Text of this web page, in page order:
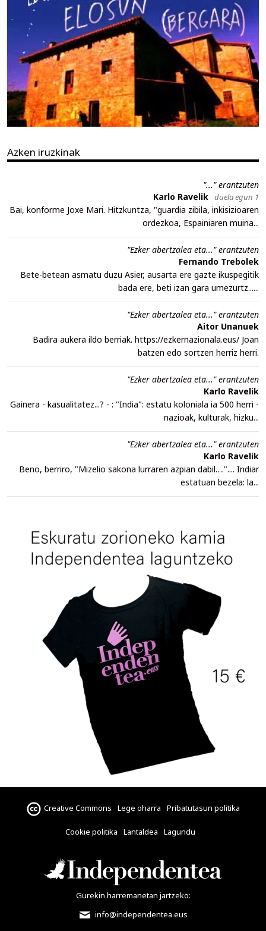
Azken iruzkinak
"..." erantzuten
Karlo Ravelik duela egun 1
Bai, konforme Joxe Mari. Hitzkuntza, "guardia zibila, inkisizioaren
ordezkoa, Espainiaren muina...
"Ezker abertzalea eta..." erantzuten
Fernando Trebolek
Bete-betean asmatu duzu Asier, ausarta ere gazte ikuspegitik
bada ere, beti izan gara umezurtz......
"Ezker abertzalea eta..." erantzuten
Aitor Unanuek
Badira aukera ildo berriak. https://ezkernazionala.eus/ Joan
batzen edo sortzen herriz herri.
"Ezker abertzalea eta..." erantzuten
Karlo Ravelik
Gainera - kasualitatez...? - : "India": estatu koloniala ia 500 herri -
nazioak, kulturak, hizku...
"Ezker abertzalea eta..." erantzuten
Karlo Ravelik
Beno, berriro, "Mizelio sakona lurraren azpian dabil….".... Indiar
estatuan bezela: la...
Creative Commons Lege oharra Pribatutasun politika
Cookie politika Lantaldea Lagundu
Gurekin harremanetan jartzeko:
info@independentea.eus